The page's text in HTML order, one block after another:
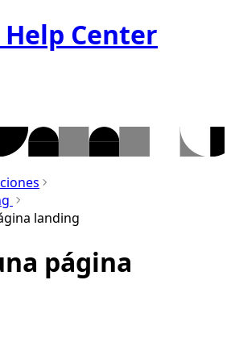
Center
landing
página